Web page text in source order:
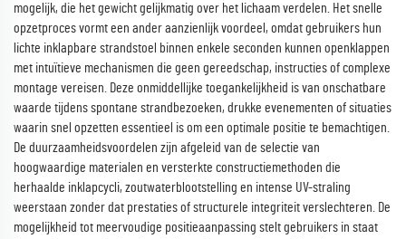
mogelijk, die het gewicht gelijkmatig over het lichaam verdelen. Het snelle
opzetproces vormt een ander aanzienlijk voordeel, omdat gebruikers hun
lichte inklapbare strandstoel binnen enkele seconden kunnen openklappen
met intuïtieve mechanismen die geen gereedschap, instructies of complexe
montage vereisen. Deze onmiddellijke toegankelijkheid is van onschatbare
waarde tijdens spontane strandbezoeken, drukke evenementen of situaties
waarin snel opzetten essentieel is om een optimale positie te bemachtigen.
De duurzaamheidsvoordelen zijn afgeleid van de selectie van
hoogwaardige materialen en versterkte constructiemethoden die
herhaalde inklapcycli, zoutwaterblootstelling en intense UV-straling
weerstaan zonder dat prestaties of structurele integriteit verslechteren. De
mogelijkheid tot meervoudige positieaanpassing stelt gebruikers in staat